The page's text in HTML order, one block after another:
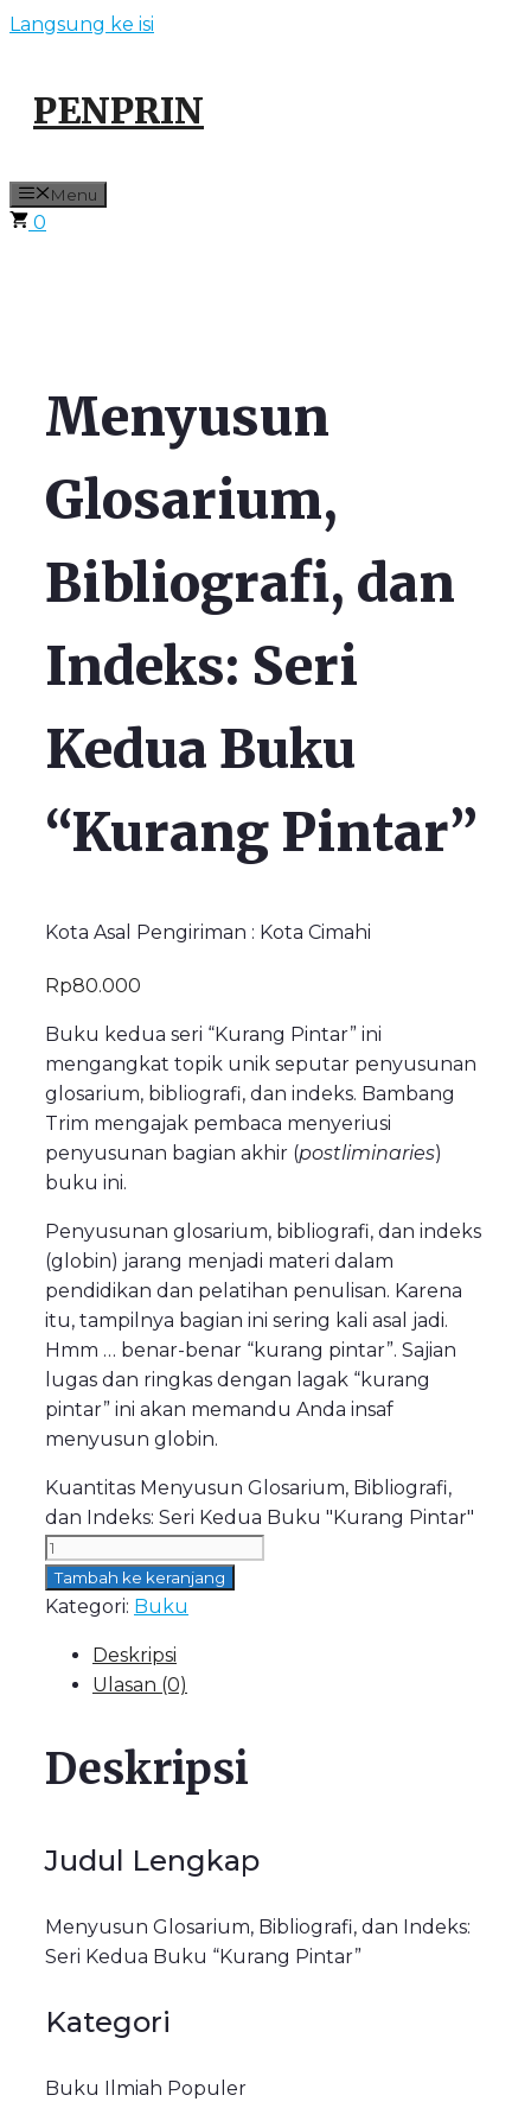
Langsung ke isi
PENPRIN
Menu
0
Menyusun
Glosarium,
Bibliografi, dan
Indeks: Seri
Kedua Buku
“Kurang Pintar”
Kota Asal Pengiriman : Kota Cimahi
Rp80.000
Buku kedua seri “Kurang Pintar” ini
mengangkat topik unik seputar penyusunan
glosarium, bibliografi, dan indeks. Bambang
Trim mengajak pembaca menyeriusi
penyusunan bagian akhir (postliminaries)
buku ini.
Penyusunan glosarium, bibliografi, dan indeks
(globin) jarang menjadi materi dalam
pendidikan dan pelatihan penulisan. Karena
itu, tampilnya bagian ini sering kali asal jadi.
Hmm … benar-benar “kurang pintar”. Sajian
lugas dan ringkas dengan lagak “kurang
pintar” ini akan memandu Anda insaf
menyusun globin.
Kuantitas Menyusun Glosarium, Bibliografi,
dan Indeks: Seri Kedua Buku "Kurang Pintar"
Tambah ke keranjang
Kategori: Buku
Deskripsi
Ulasan (0)
Deskripsi
Judul Lengkap
Menyusun Glosarium, Bibliografi, dan Indeks:
Seri Kedua Buku “Kurang Pintar”
Kategori
Buku Ilmiah Populer